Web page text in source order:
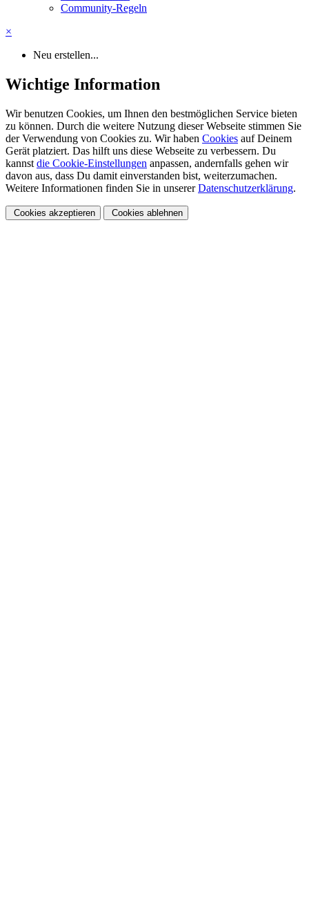
Community-Regeln
×
Neu erstellen...
Wichtige Information
Wir benutzen Cookies, um Ihnen den bestmöglichen Service bieten
zu können. Durch die weitere Nutzung dieser Webseite stimmen Sie
der Verwendung von Cookies zu. Wir haben Cookies auf Deinem
Gerät platziert. Das hilft uns diese Webseite zu verbessern. Du
kannst die Cookie-Einstellungen anpassen, andernfalls gehen wir
davon aus, dass Du damit einverstanden bist, weiterzumachen.
Weitere Informationen finden Sie in unsererDatenschutzerklärung.
Cookies akzeptieren Cookies ablehnen